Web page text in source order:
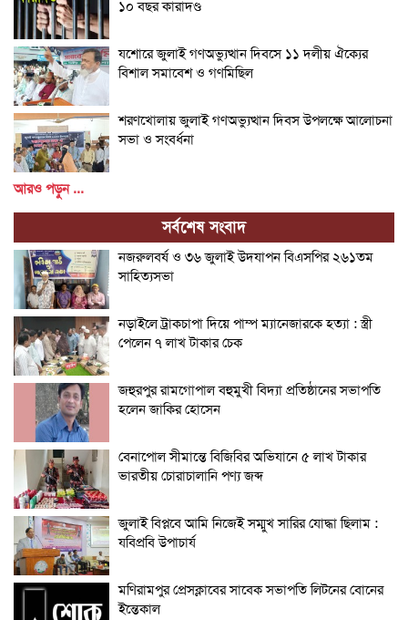
১০ বছর কারাদণ্ড
যশোরে জুলাই গণঅভ্যুত্থান দিবসে ১১ দলীয় ঐক্যের
বিশাল সমাবেশ ও গণমিছিল
শরণখোলায় জুলাই গণঅভ্যুত্থান দিবস উপলক্ষে আলোচনা
সভা ও সংবর্ধনা
আরও পড়ুন ...
সর্বশেষ সংবাদ
নজরুলবর্ষ ও ৩৬ জুলাই উদযাপন বিএসপির ২৬১তম
সাহিত্যসভা
নড়াইলে ট্রাকচাপা দিয়ে পাম্প ম্যানেজারকে হত্যা : স্ত্রী
পেলেন ৭ লাখ টাকার চেক
জহুরপুর রামগোপাল বহুমুখী বিদ্যা প্রতিষ্ঠানের সভাপতি
হলেন জাকির হোসেন
বেনাপোল সীমান্তে বিজিবির অভিযানে ৫ লাখ টাকার
ভারতীয় চোরাচালানি পণ্য জব্দ
জুলাই বিপ্লবে আমি নিজেই সম্মুখ সারির যোদ্ধা ছিলাম :
যবিপ্রবি উপাচার্য
মণিরামপুর প্রেসক্লাবের সাবেক সভাপতি লিটনের বোনের
ইন্তেকাল